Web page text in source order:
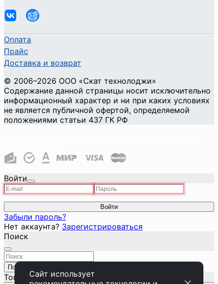
Оплата
Прайс
Доставка и возврат
© 2006–2026 ООО «Скат технолоджи»
Содержание данной страницы носит исключительно
информационный характер и ни при каких условиях
не является публичной офертой, определяемой
положениями статьи 437 ГК РФ
Войти
Войти
Забыли пароль?
Нет аккаунта? Зарегистрироваться
Поиск
Поиск
Товар добавлен в корзину
Сайт использует